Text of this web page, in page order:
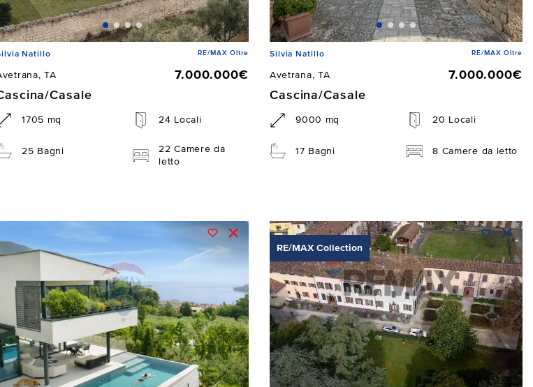
Natillo RE/MAX Oltre
TA
7.000.000€
Casale
1705 mq 24 Locali
25 Bagni
22 Camere da
letto
Silvia Natillo RE/MAX Oltre
Avetrana, TA
7.000.000€
Cascina/Casale
9000 mq 20 Locali
17 Bagni 8 Camere da letto
RE/MAX Collection